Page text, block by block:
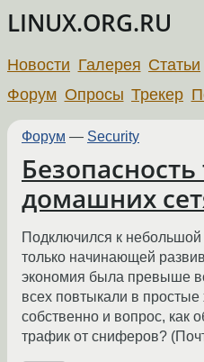
LINUX.ORG.RU
Новости Галерея Статьи
Форум Опросы Трекер
Форум — Security
домашних
Подключился к
только начинающей
экономия была превыше
всех повтыкали в
собственно и вопрос, как
трафик от сниферов?